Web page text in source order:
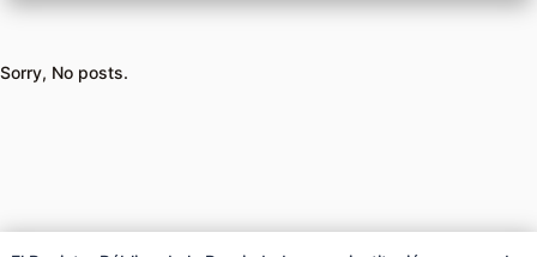
Sorry, No posts.